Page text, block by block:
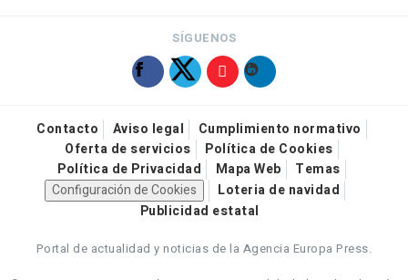
SÍGUENOS
Contacto Aviso legal
Cumplimiento normativo
Oferta de servicios
Política de Cookies
Política de Privacidad
Mapa Web
Temas
Configuración de Cookies
Loteria de navidad
Publicidad estatal
Portal de actualidad y noticias de la Agencia Europa Press.